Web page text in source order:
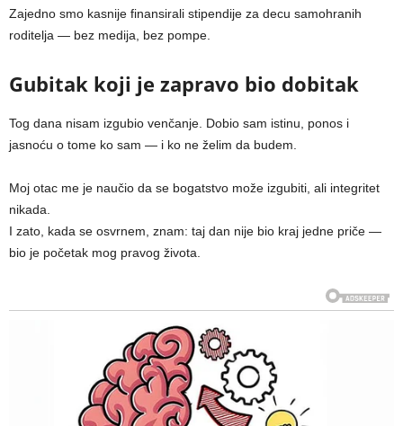
Zajedno smo kasnije finansirali stipendije za decu samohranih
roditelja — bez medija, bez pompe.
Gubitak koji je zapravo bio dobitak
Tog dana nisam izgubio venčanje. Dobio sam istinu, ponos i
jasnoću o tome ko sam — i ko ne želim da budem.
Moj otac me je naučio da se bogatstvo može izgubiti, ali integritet
nikada.
I zato, kada se osvrnem, znam: taj dan nije bio kraj jedne priče —
bio je početak mog pravog života.